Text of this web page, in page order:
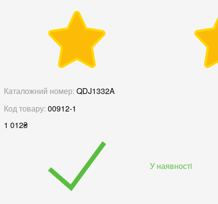
Каталожний номер: QDJ1332A
Код товару: 00912-1
1 012₴
У наявностi